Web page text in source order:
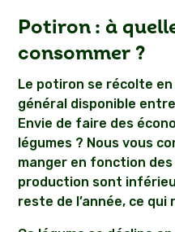
Potiron : à
consommer ?
Le potiron se récolte
général disponible
Envie de faire des
légumes ? Nous vous
manger en fonction
production sont
reste de l’année, ce